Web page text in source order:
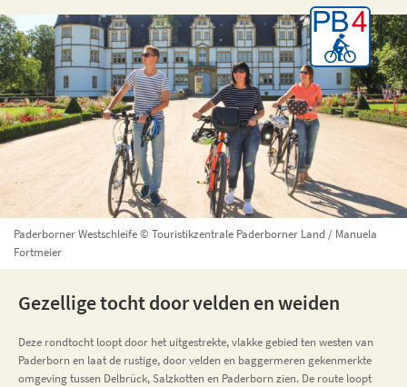
Paderborner Westschleife © Touristikzentrale Paderborner Land / Manuela
Fortmeier
Gezellige tocht door velden en weiden
Deze rondtocht loopt door het uitgestrekte, vlakke gebied ten westen van
Paderborn en laat de rustige, door velden en baggermeren gekenmerkte
omgeving tussen Delbrück, Salzkotten en Paderborn zien. De route loopt